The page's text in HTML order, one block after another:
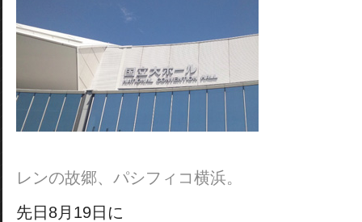
レンの故郷、パシフィコ横浜。
先日8月19日に